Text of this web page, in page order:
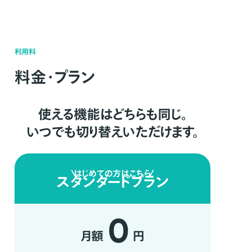
利用料
料金・プラン
使える機能はどちらも同じ。
いつでも切り替えいただけます。
はじめての方はこちら
スタンダードプラン
月額 0 円